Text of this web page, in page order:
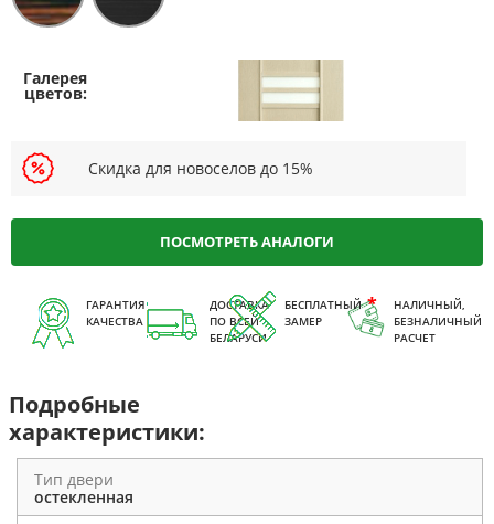
Скидка для новоселов до 15%
ПОСМОТРЕТЬ АНАЛОГИ
ГАРАНТИЯ
КАЧЕСТВА
ДОСТАВКА
ПО ВСЕЙ
БЕЛАРУСИ
БЕСПЛАТНЫЙ
ЗАМЕР
НАЛИЧНЫЙ,
БЕЗНАЛИЧНЫЙ
РАСЧЕТ
Подробные
характеристики:
Тип двери
остекленная